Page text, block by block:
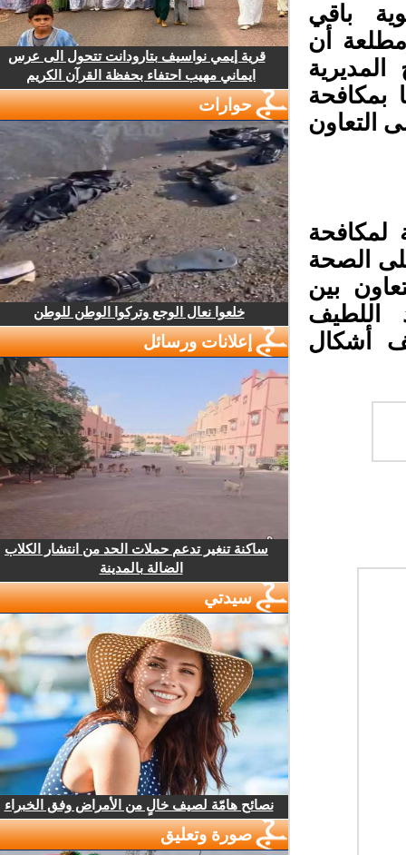
باقي
أن
بمكافحة
التعاون
الصحة
بين
اللطيف
أشكال
قرية إيمي نواسيف بتارودانت تتحول الى عرس
ايماني مهيب احتفاء بحفظة القرآن الكريم
حوارات
خلعوا نعال الوجع وتركوا الوطن للوطن
إعلانات ورسائل
ساكنة تنغير تدعم حملات الحد من انتشار الكلاب
الضالة بالمدينة
سيدتي
نصائح هامّة لصيف خالٍ من الأمراض وفق الخبراء
صورة وتعليق